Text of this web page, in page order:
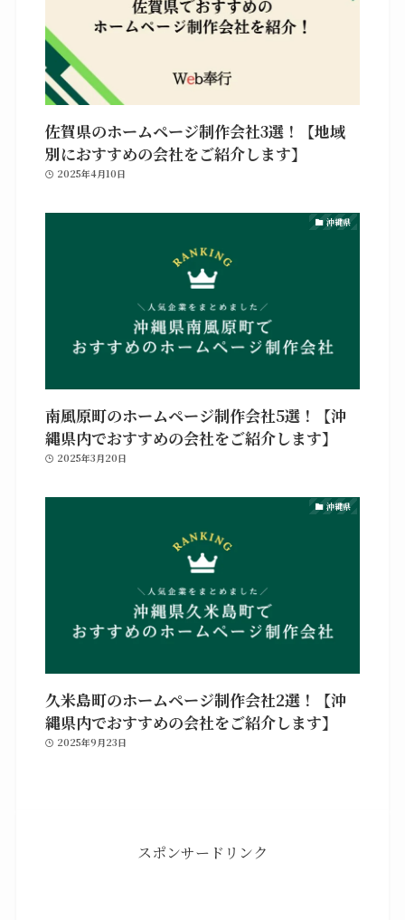
佐賀県のホームページ制作会社3選！【地域
別におすすめの会社をご紹介します】
2025年4月10日
沖縄県
南風原町のホームページ制作会社5選！【沖
縄県内でおすすめの会社をご紹介します】
2025年3月20日
沖縄県
久米島町のホームページ制作会社2選！【沖
縄県内でおすすめの会社をご紹介します】
2025年9月23日
スポンサードリンク